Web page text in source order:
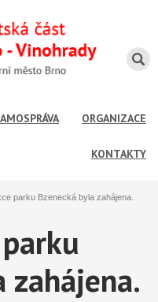
ORGANIZACE
KONTAKTY
parku Bzenecká byla zahájena.
zahájena.